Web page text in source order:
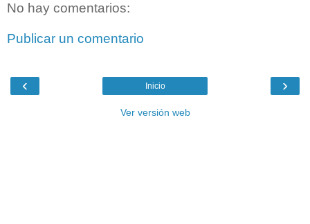
No hay comentarios:
Publicar un comentario
‹ ›
Inicio
Ver versión web